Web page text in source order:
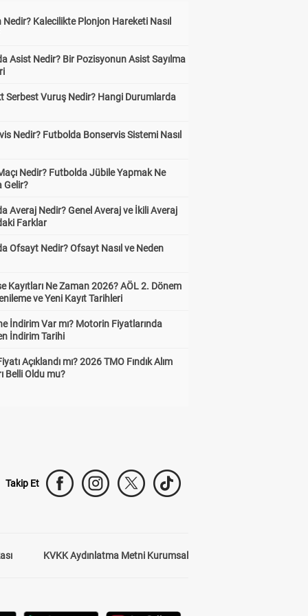
Nedir? Kalecilikte Plonjon Hareketi Nasıl
Asist Nedir? Bir Pozisyonun Asist Sayılma
Serbest Vuruş Nedir? Hangi Durumlarda
Nedir? Futbolda Bonservis Sistemi Nasıl
Nedir? Futbolda Jübile Yapmak Ne
Gelir?
Averaj Nedir? Genel Averaj ve İkili Averaj
Farklar
Ofsayt Nedir? Ofsayt Nasıl ve Neden
Kayıtları Ne Zaman 2026? AÖL 2. Dönem
ve Yeni Kayıt Tarihleri
İndirim Var mı? Motorin Fiyatlarında
İndirim Tarihi
Açıklandı mı? 2026 TMO Fındık Alım
Belli Oldu mu?
Takip Et
KVKK Aydınlatma Metni Kurumsal